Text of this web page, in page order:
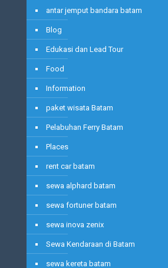
antar jemput bandara batam
Blog
Edukasi dan Lead Tour
Food
Information
paket wisata Batam
Pelabuhan Ferry Batam
Places
rent car batam
sewa alphard batam
sewa fortuner batam
sewa inova zenix
Sewa Kendaraan di Batam
sewa kereta batam